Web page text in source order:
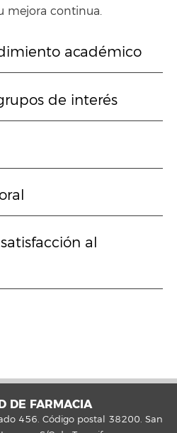
mejora continua.
académico
de interés
al
DE FARMACIA
456. Código postal 38200. San